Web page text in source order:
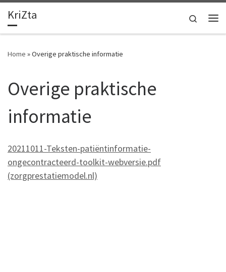
Ga naar inhoud
KriZta
Search
Home »Overige praktische informatie
Overige praktische
informatie
20211011-Teksten-patiëntinformatie-
ongecontracteerd-toolkit-webversie.pdf
(zorgprestatiemodel.nl)